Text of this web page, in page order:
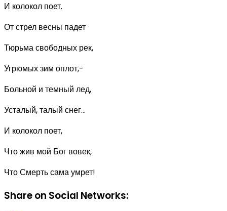
И колокол поет.
От стрел весны падет
Тюрьма свободных рек,
Угрюмых зим оплот,-
Больной и темный лед,
Усталый, талый снег...
И колокол поет,
Что жив мой Бог вовек,
Что Смерть сама умрет!
Share on Social Networks: